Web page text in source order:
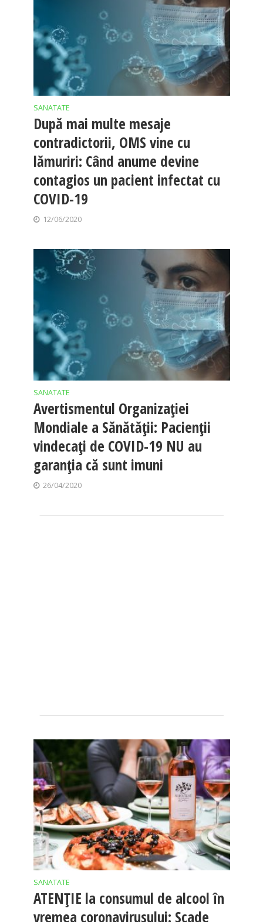
SANATATE
După mai multe mesaje
contradictorii, OMS vine cu
lămuriri: Când anume devine
contagios un pacient infectat cu
COVID-19
12/06/2020
SANATATE
Avertismentul Organizaţiei
Mondiale a Sănătăţii: Pacienţii
vindecaţi de COVID-19 NU au
garanţia că sunt imuni
26/04/2020
SANATATE
ATENŢIE la consumul de alcool în
vremea coronavirusului: Scade